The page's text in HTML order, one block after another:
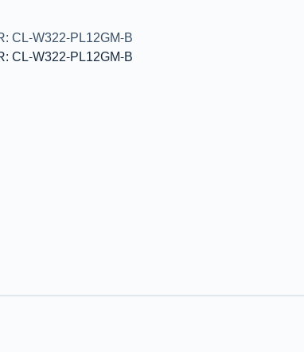
CL-W322-PL12GM-B
CL-W322-PL12GM-B